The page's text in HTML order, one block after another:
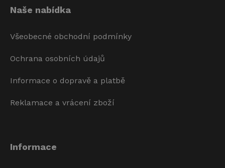
Naše nabídka
Všeobecné obchodní podmínky
Ochrana osobních údajů
Informace o dopravě a platbě
Reklamace a vrácení zboží
Informace